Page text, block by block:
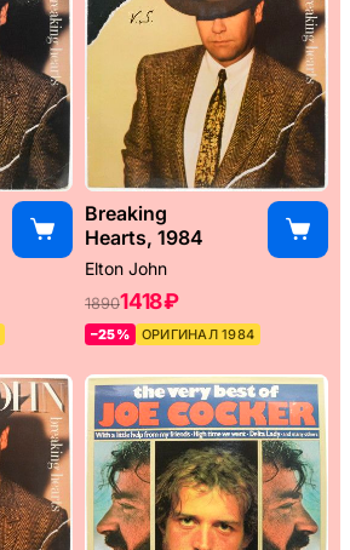
Breaking
Hearts, 1984
Elton John
18901418 ₽
–25% ОРИГИНАЛ 1984